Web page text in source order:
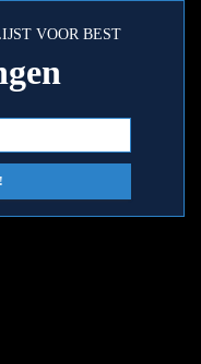
VOOR BEST